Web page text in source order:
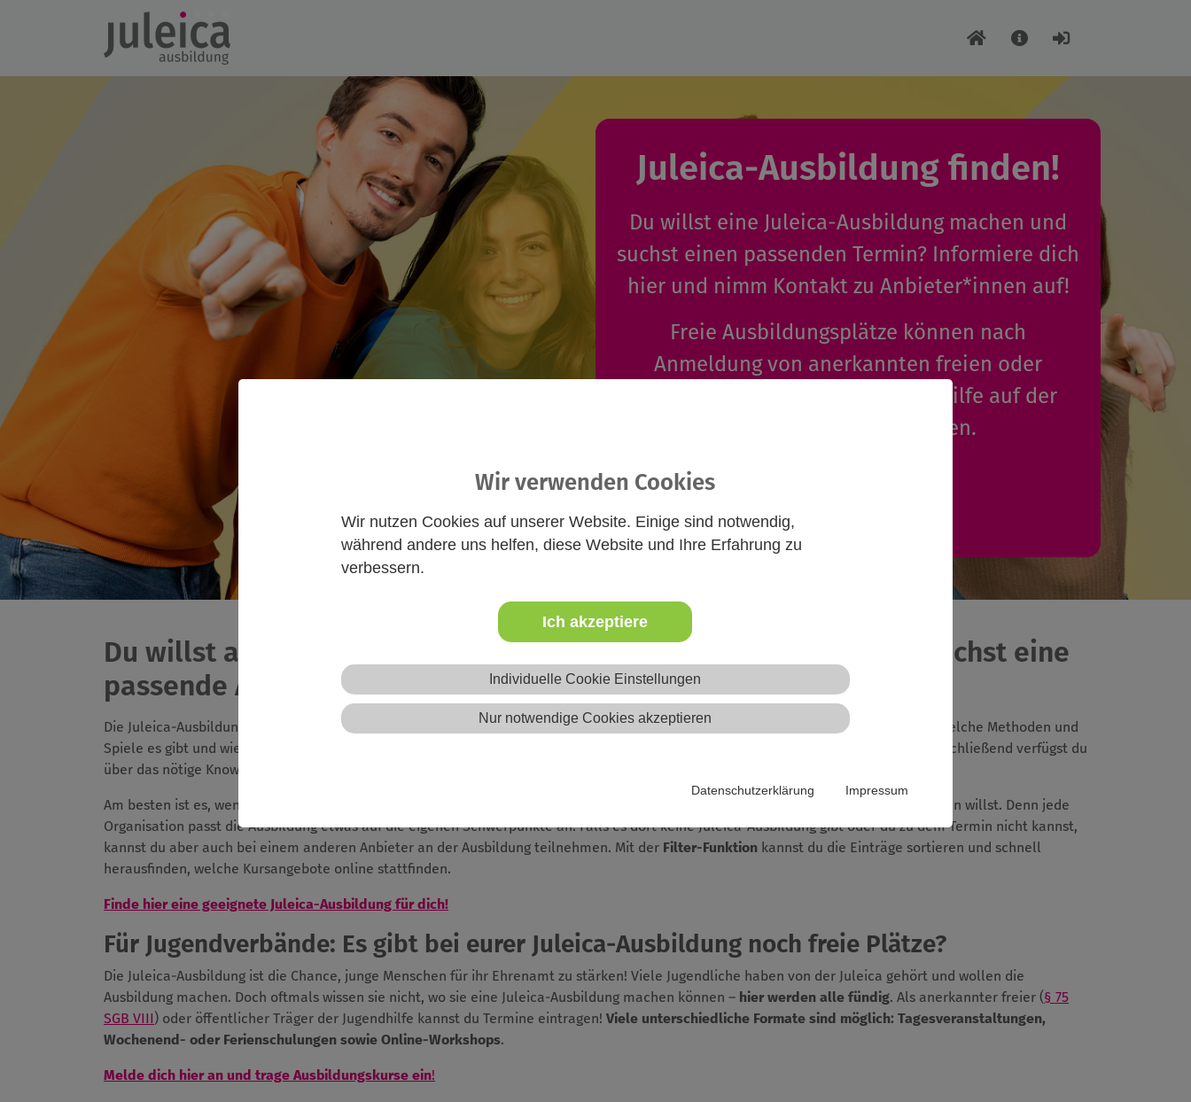
Wir verwenden Cookies
Wir nutzen Cookies auf unserer Website. Einige sind notwendig,
während andere uns helfen, diese Website und Ihre Erfahrung zu
verbessern.
Ich akzeptiere
Individuelle Cookie Einstellungen
Nur notwendige Cookies akzeptieren
Datenschutzerklärung Impressum
Juleica-Ausbildung finden!
Du willst eine Juleica-Ausbildung machen und
suchst einen passenden Termin? Informiere dich
hier und nimm Kontakt zu Anbieter*innen auf!
Freie Ausbildungsplätze können nach
Anmeldung von anerkannten freien oder
öffentlichen Trägern der Jugendhilfe auf der
Website eintragen werden.
Du willst an einer Juleica-Ausbildung in Bayern teilnehmen und suchst eine
passende Ausbildung?
Die Juleica-Ausbildung ist die Basis für dein ehrenamtliches Engagement in der Jugendarbeit. Hier lernst du, wie eine "Gruppe tickt", welche Methoden und
Spiele es gibt und wie man diese anleitet, welche rechtlichen Regelungen zu beachten sind und wie man Maßnahmen organisiert. Anschließend verfügst du
über das nötige Know-How und kannst selber Angebote der Jugendarbeit betreuen.
Am besten ist es, wenn du die Ausbildung bei dem Jugendverband bzw. dem Träger machst, bei dem du anschließend auch aktiv werden willst. Denn jede
Organisation passt die Ausbildung etwas auf die eigenen Schwerpunkte an. Falls es dort keine Juleica-Ausbildung gibt oder du zu dem Termin nicht kannst,
kannst du aber auch bei einem anderen Anbieter an der Ausbildung teilnehmen. Mit der Filter-Funktion kannst du die Einträge sortieren und schnell
herausfinden, welche Kursangebote online stattfinden.
Finde hier eine geeignete Juleica-Ausbildung für dich!
Für Jugendverbände: Es gibt bei eurer Juleica-Ausbildung noch freie Plätze?
Die Juleica-Ausbildung ist die Chance, junge Menschen für ihr Ehrenamt zu stärken! Viele Jugendliche haben von der Juleica gehört und wollen die
Ausbildung machen. Doch oftmals wissen sie nicht, wo sie eine Juleica-Ausbildung machen können – hier werden alle fündig. Als anerkannter freier (§ 75
SGB VIII ) oder öffentlicher Träger der Jugendhilfe kannst du Termine eintragen! Viele unterschiedliche Formate sind möglich: Tagesveranstaltungen,
Wochenend- oder Ferienschulungen sowie Online-Workshops.
Melde dich hier an und trage Ausbildungskurse ein!